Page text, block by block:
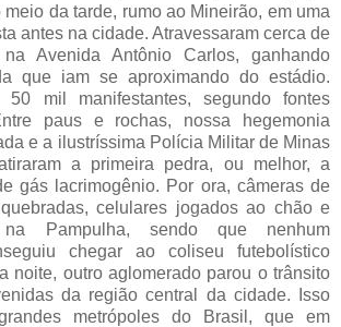
da tarde, rumo ao Mineirão, em uma
antes na cidade. Atravessaram cerca de
Avenida Antônio Carlos, ganhando
que iam se aproximando do estádio.
50 mil manifestantes, segundo fontes
paus e rochas, nossa hegemonia
e a ilustríssima Polícia Militar de Minas
a primeira pedra, ou melhor, a
gás lacrimogênio. Por ora, câmeras de
celulares jogados ao chão e
Pampulha, sendo que nenhum
chegar ao coliseu futebolístico
noite, outro aglomerado parou o trânsito
da região central da cidade. Isso
metrópoles do Brasil, que em